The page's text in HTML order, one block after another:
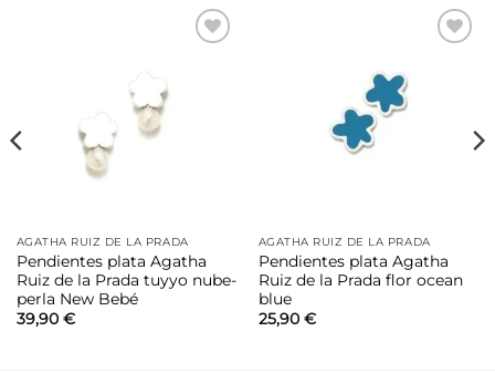
AGATHA RUIZ DE LA PRADA
Pendientes plata Agatha
Ruiz de la Prada tuyyo nube-
perla New Bebé
39,90 €
AGATHA RUIZ DE LA PRADA
Pendientes plata Agatha
Ruiz de la Prada flor ocean
blue
25,90 €